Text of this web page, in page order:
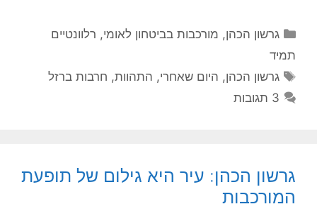
קטגוריות
גרשון הכהן, מורכבות בביטחון לאומי, רלוונטיים
תמיד
תגיות
גרשון הכהן, היום שאחרי, התהוות, חרבות ברזל
3 תגובות
גרשון הכהן: עיר היא גילום של תופעת
המורכבות